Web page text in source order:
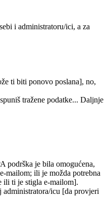
i administratoru/ici, a za
ti biti ponovo poslana], no,
tražene podatke... Daljnje
podrška je bila omogućena,
mailom; ili je možda potrebna
ili ti je stigla e-mailom].
icu [da provjeri